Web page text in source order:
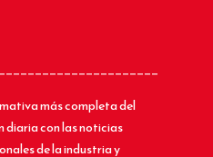
más completa del
diaria con las noticias
de la industria y